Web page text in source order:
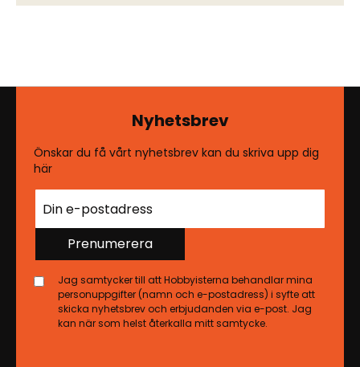
Nyhetsbrev
Önskar du få vårt nyhetsbrev kan du skriva upp dig
här
Prenumerera
Jag samtycker till att Hobbyisterna behandlar mina
personuppgifter (namn och e-postadress) i syfte att
skicka nyhetsbrev och erbjudanden via e-post. Jag
kan när som helst återkalla mitt samtycke.